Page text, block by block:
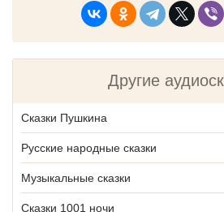
Другие
Сказки Пушкина
Русские народные сказки
Музыкальные сказки
Сказки 1001 ночи